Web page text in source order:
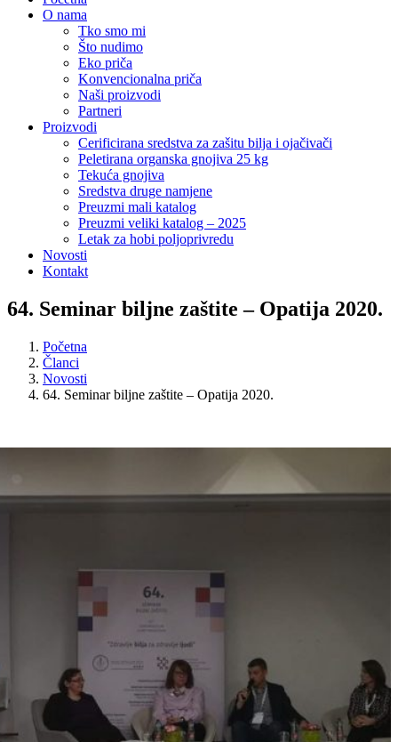
O nama
Tko smo mi
Što nudimo
Eko priča
Konvencionalna priča
Naši proizvodi
Partneri
Proizvodi
Cerificirana sredstva za zašitu bilja i ojačivači
Peletirana organska gnojiva 25 kg
Tekuća gnojiva
Sredstva druge namjene
Preuzmi mali katalog
Preuzmi veliki katalog – 2025
Letak za hobi poljoprivredu
Novosti
Kontakt
64. Seminar biljne zaštite – Opatija 2020.
Početna
Članci
Novosti
64. Seminar biljne zaštite – Opatija 2020.